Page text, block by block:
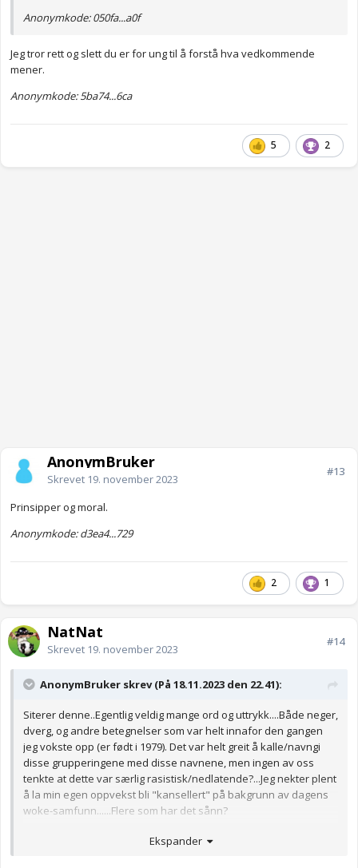
Anonymkode: 050fa...a0f
Jeg tror rett og slett du er for ung til å forstå hva vedkommende
mener.
Anonymkode: 5ba74...6ca
5 2
AnonymBruker
Skrevet 19. november 2023
#13
Prinsipper og moral.
Anonymkode: d3ea4...729
2 1
NatNat
Skrevet 19. november 2023
#14
AnonymBruker skrev (På 18.11.2023 den 22.41):
Siterer denne..Egentlig veldig mange ord og uttrykk....Både neger,
dverg, og andre betegnelser som var helt innafor den gangen
jeg vokste opp (er født i 1979). Det var helt greit å kalle/navngi
disse grupperingene med disse navnene, men ingen av oss
tenkte at dette var særlig rasistisk/nedlatende?...Jeg nekter plent
å la min egen oppvekst bli "kansellert" på bakgrunn av dagens
woke-samfunn......Flere som har det sånn?
Ekspander